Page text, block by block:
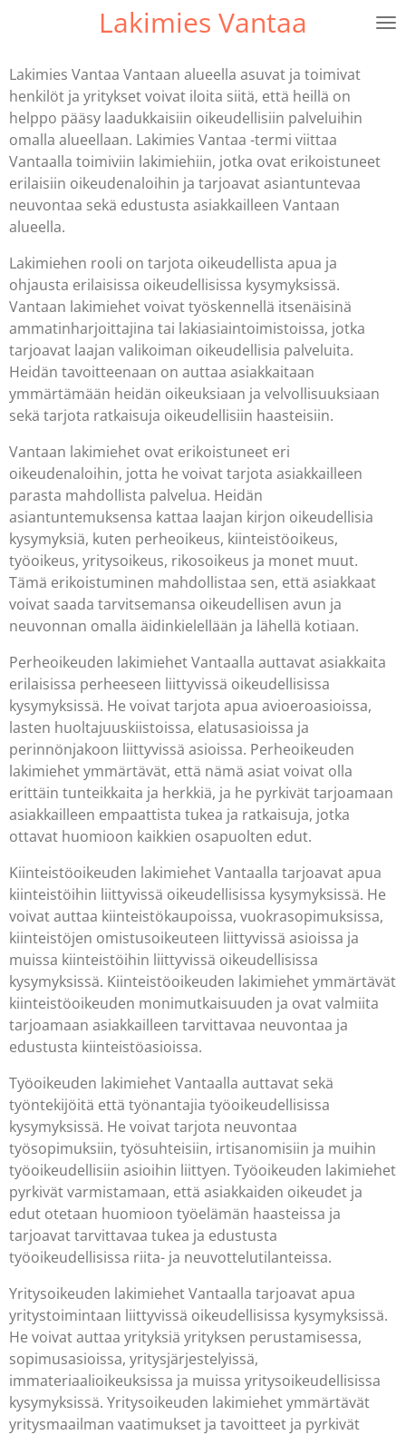
content
Lakimies Vantaa
Lakimies Vantaa Vantaan alueella asuvat ja toimivat
henkilöt ja yritykset voivat iloita siitä, että heillä on
helppo pääsy laadukkaisiin oikeudellisiin palveluihin
omalla alueellaan. Lakimies Vantaa -termi viittaa
Vantaalla toimiviin lakimiehiin, jotka ovat erikoistuneet
erilaisiin oikeudenaloihin ja tarjoavat asiantuntevaa
neuvontaa sekä edustusta asiakkailleen Vantaan
alueella.
Lakimiehen rooli on tarjota oikeudellista apua ja
ohjausta erilaisissa oikeudellisissa kysymyksissä.
Vantaan lakimiehet voivat työskennellä itsenäisinä
ammatinharjoittajina tai lakiasiaintoimistoissa, jotka
tarjoavat laajan valikoiman oikeudellisia palveluita.
Heidän tavoitteenaan on auttaa asiakkaitaan
ymmärtämään heidän oikeuksiaan ja velvollisuuksiaan
sekä tarjota ratkaisuja oikeudellisiin haasteisiin.
Vantaan lakimiehet ovat erikoistuneet eri
oikeudenaloihin, jotta he voivat tarjota asiakkailleen
parasta mahdollista palvelua. Heidän
asiantuntemuksensa kattaa laajan kirjon oikeudellisia
kysymyksiä, kuten perheoikeus, kiinteistöoikeus,
työoikeus, yritysoikeus, rikosoikeus ja monet muut.
Tämä erikoistuminen mahdollistaa sen, että asiakkaat
voivat saada tarvitsemansa oikeudellisen avun ja
neuvonnan omalla äidinkielellään ja lähellä kotiaan.
Perheoikeuden lakimiehet Vantaalla auttavat asiakkaita
erilaisissa perheeseen liittyvissä oikeudellisissa
kysymyksissä. He voivat tarjota apua avioeroasioissa,
lasten huoltajuuskiistoissa, elatusasioissa ja
perinnönjakoon liittyvissä asioissa. Perheoikeuden
lakimiehet ymmärtävät, että nämä asiat voivat olla
erittäin tunteikkaita ja herkkiä, ja he pyrkivät tarjoamaan
asiakkailleen empaattista tukea ja ratkaisuja, jotka
ottavat huomioon kaikkien osapuolten edut.
Kiinteistöoikeuden lakimiehet Vantaalla tarjoavat apua
kiinteistöihin liittyvissä oikeudellisissa kysymyksissä. He
voivat auttaa kiinteistökaupoissa, vuokrasopimuksissa,
kiinteistöjen omistusoikeuteen liittyvissä asioissa ja
muissa kiinteistöihin liittyvissä oikeudellisissa
kysymyksissä. Kiinteistöoikeuden lakimiehet ymmärtävät
kiinteistöoikeuden monimutkaisuuden ja ovat valmiita
tarjoamaan asiakkailleen tarvittavaa neuvontaa ja
edustusta kiinteistöasioissa.
Työoikeuden lakimiehet Vantaalla auttavat sekä
työntekijöitä että työnantajia työoikeudellisissa
kysymyksissä. He voivat tarjota neuvontaa
työsopimuksiin, työsuhteisiin, irtisanomisiin ja muihin
työoikeudellisiin asioihin liittyen. Työoikeuden lakimiehet
pyrkivät varmistamaan, että asiakkaiden oikeudet ja
edut otetaan huomioon työelämän haasteissa ja
tarjoavat tarvittavaa tukea ja edustusta
työoikeudellisissa riita- ja neuvottelutilanteissa.
Yritysoikeuden lakimiehet Vantaalla tarjoavat apua
yritystoimintaan liittyvissä oikeudellisissa kysymyksissä.
He voivat auttaa yrityksiä yrityksen perustamisessa,
sopimusasioissa, yritysjärjestelyissä,
immateriaalioikeuksissa ja muissa yritysoikeudellisissa
kysymyksissä. Yritysoikeuden lakimiehet ymmärtävät
yritysmaailman vaatimukset ja tavoitteet ja pyrkivät